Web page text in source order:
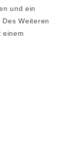
und ein
Weiteren
einem